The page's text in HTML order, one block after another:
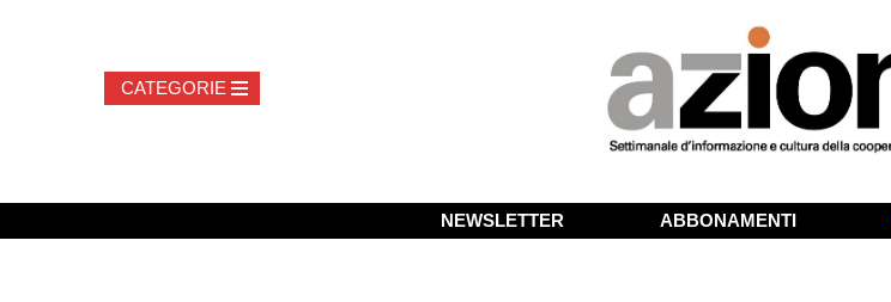
NEWSLETTER ABBONAMENTI